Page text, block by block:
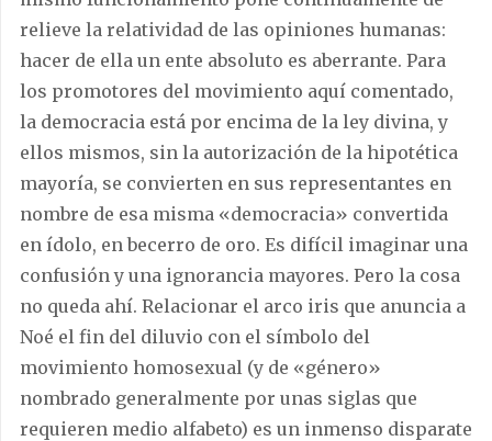
relieve la relatividad de las opiniones humanas:
hacer de ella un ente absoluto es aberrante. Para
los promotores del movimiento aquí comentado,
la democracia está por encima de la ley divina, y
ellos mismos, sin la autorización de la hipotética
mayoría, se convierten en sus representantes en
nombre de esa misma «democracia» convertida
en ídolo, en becerro de oro. Es difícil imaginar una
confusión y una ignorancia mayores. Pero la cosa
no queda ahí. Relacionar el arco iris que anuncia a
Noé el fin del diluvio con el símbolo del
movimiento homosexual (y de «género»
nombrado generalmente por unas siglas que
requieren medio alfabeto) es un inmenso disparate